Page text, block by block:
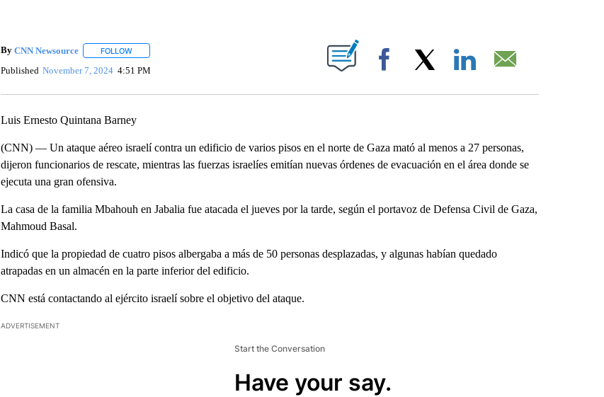
By CNN Newsource FOLLOWFOLLOW "" TO RECEIVE NOTIFICATIONS ABOUT NEW PAGES ON "".
Published November 7, 2024 4:51 PM Facebook
Luis Ernesto Quintana Barney
(CNN) — Un ataque aéreo israelí contra un edificio de varios pisos en el norte de Gaza mató al menos a 27 personas,
dijeron funcionarios de rescate, mientras las fuerzas israelíes emitían nuevas órdenes de evacuación en el área donde se
ejecuta una gran ofensiva.
La casa de la familia Mbahouh en Jabalia fue atacada el jueves por la tarde, según el portavoz de Defensa Civil de Gaza,
Mahmoud Basal.
Indicó que la propiedad de cuatro pisos albergaba a más de 50 personas desplazadas, y algunas habían quedado
atrapadas en un almacén en la parte inferior del edificio.
CNN está contactando al ejército israelí sobre el objetivo del ataque.
ADVERTISEMENT
Start the Conversation
Have your say.